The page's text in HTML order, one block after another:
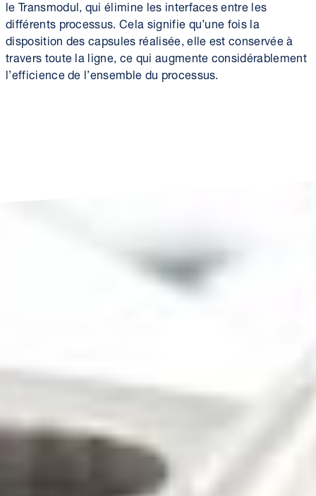
le Transmodul, qui élimine les interfaces entre les
différents processus. Cela signifie qu’une fois la
disposition des capsules réalisée, elle est conservée à
travers toute la ligne, ce qui augmente considérablement
l’efficience de l’ensemble du processus.